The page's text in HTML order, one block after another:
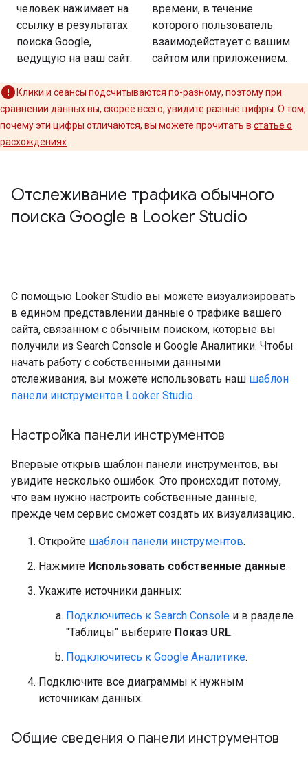
человек нажимает на
ссылку в результатах
поиска Google,
ведущую на ваш сайт.
времени, в течение
которого пользователь
взаимодействует с вашим
сайтом или приложением.
Клики и сеансы подсчитываются по-разному, поэтому при
сравнении данных вы, скорее всего, увидите разные цифры. О том,
почему эти цифры отличаются, вы можете прочитать в статье о
расхождениях
Отслеживание трафика обычного
поиска Google в Looker Studio
С помощью Looker Studio вы можете визуализировать
в едином представлении данные о трафике вашего
сайта, связанном с обычным поиском, которые вы
получили из Search Console и Google Аналитики. Чтобы
начать работу с собственными данными
отслеживания, вы можете использовать наш шаблон
панели инструментов Looker Studio.
Настройка панели инструментов
Впервые открыв шаблон панели инструментов, вы
увидите несколько ошибок. Это происходит потому,
что вам нужно настроить собственные данные,
прежде чем сервис сможет создать их визуализацию.
Откройте шаблон панели инструментов.
Нажмите Использовать собственные данные.
Укажите источники данных:
Подключитесь к Search Console и в разделе
"Таблицы" выберите Показ URL.
Подключитесь к Google Аналитике.
Подключите все диаграммы к нужным
источникам данных.
Общие сведения о панели инструментов